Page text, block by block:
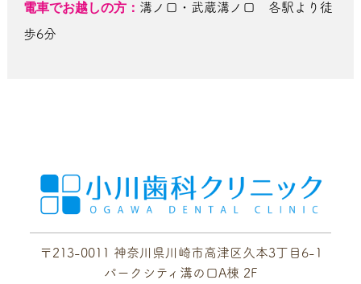
電車でお越しの方： 溝ノ口・武蔵溝ノ口 各駅より徒
歩6分
〒213-0011 神奈川県川崎市高津区久本3丁目6-1
パークシティ溝の口A棟 2F